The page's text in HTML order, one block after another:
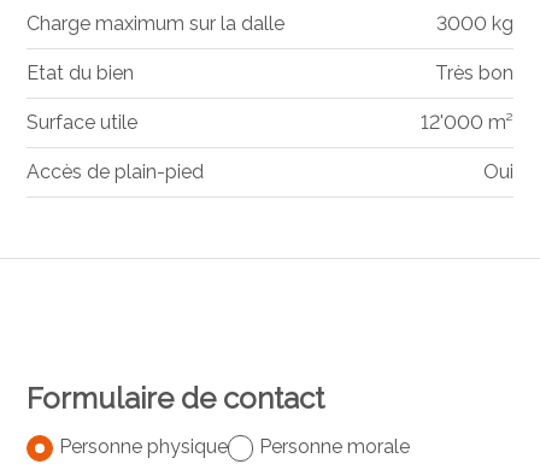
Formulaire de contact
Personne physique Personne morale
Charge maximum sur la dalle 3000 kg
Etat du bien Très bon
Surface utile 12'000 m²
Accès de plain-pied Oui